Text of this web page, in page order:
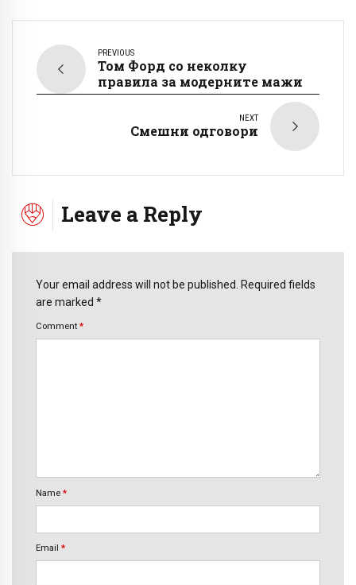
PREVIOUS
Том Форд со неколку
правила за модерните мажи
NEXT
Смешни одговори
Leave a Reply
Your email address will not be published. Required fields
are marked *
Comment *
Name *
Email *